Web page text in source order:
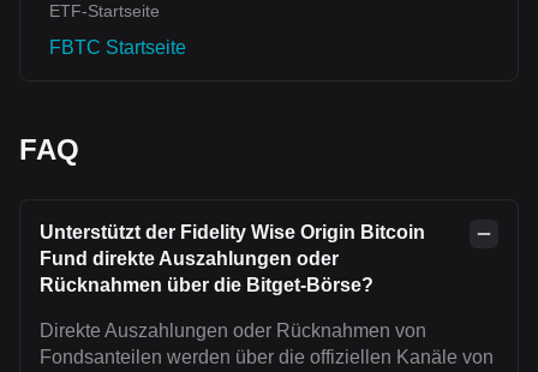
ETF-Startseite
FBTC Startseite
FAQ
Unterstützt der Fidelity Wise Origin Bitcoin
Fund direkte Auszahlungen oder
Rücknahmen über die Bitget-Börse?
Direkte Auszahlungen oder Rücknahmen von
Fondsanteilen werden über die offiziellen Kanäle von